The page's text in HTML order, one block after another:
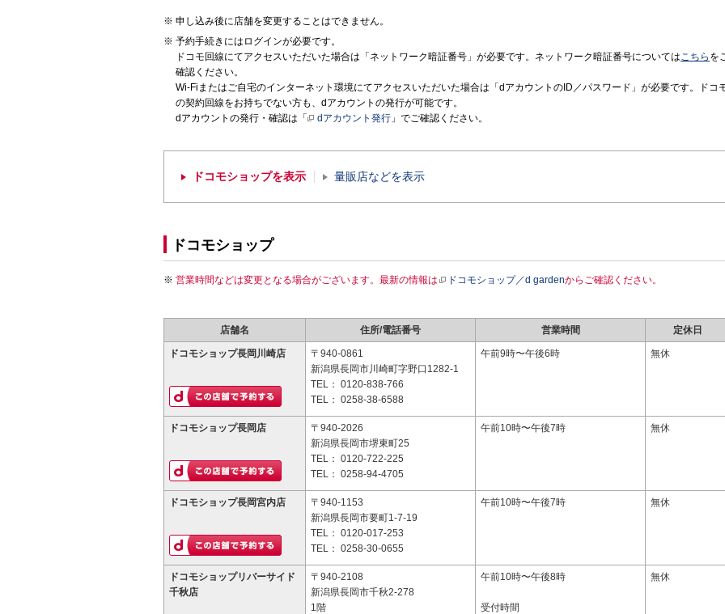
申し込み後に店舗を変更することはできません。
予約手続きにはログインが必要です。
ドコモ回線にてアクセスいただいた場合は「ネットワーク暗証番号」が必要です。ネットワーク暗証番号についてはこちら を
確認ください。
Wi-Fiまたはご自宅のインターネット環境にてアクセスいただいた場合は「dアカウントのID／パスワード」が必要です。ドコ
の契約回線をお持ちでない方も、dアカウントの発行が可能です。
dアカウントの発行・確認は「
dアカウント発行 」でご確認ください。
ドコモショップを表示 量販店などを表示
ドコモショップ
営業時間などは変更となる場合がございます。最新の情報は ドコモショップ／d gardenからご確認ください。
店舗名 住所/電話番号 営業時間 定休日
ドコモショップ長岡川崎店
〒940-0861
新潟県長岡市川崎町字野口1282-1
TEL： 0120-838-766
TEL： 0258-38-6588
午前9時〜午後6時 無休
ドコモショップ長岡店
〒940-2026
新潟県長岡市堺東町25
TEL： 0120-722-225
TEL： 0258-94-4705
午前10時〜午後7時 無休
ドコモショップ長岡宮内店
〒940-1153
新潟県長岡市要町1-7-19
TEL： 0120-017-253
TEL： 0258-30-0655
午前10時〜午後7時 無休
ドコモショップリバーサイド
千秋店
〒940-2108
新潟県長岡市千秋2-278
1階
午前10時〜午後8時
受付時間
無休